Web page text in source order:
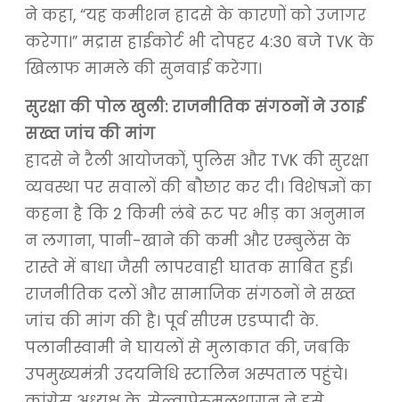
ने कहा, “यह कमीशन हादसे के कारणों को उजागर
करेगा।” मद्रास हाईकोर्ट भी दोपहर 4:30 बजे TVK के
खिलाफ मामले की सुनवाई करेगा।
सुरक्षा की पोल खुली: राजनीतिक संगठनों ने उठाई
सख्त जांच की मांग
हादसे ने रैली आयोजकों, पुलिस और TVK की सुरक्षा
व्यवस्था पर सवालों की बौछार कर दी। विशेषज्ञों का
कहना है कि 2 किमी लंबे रूट पर भीड़ का अनुमान
न लगाना, पानी-खाने की कमी और एम्बुलेंस के
रास्ते में बाधा जैसी लापरवाही घातक साबित हुई।
राजनीतिक दलों और सामाजिक संगठनों ने सख्त
जांच की मांग की है। पूर्व सीएम एडप्पादी के.
पलानीस्वामी ने घायलों से मुलाकात की, जबकि
उपमुख्यमंत्री उदयनिधि स्टालिन अस्पताल पहुंचे।